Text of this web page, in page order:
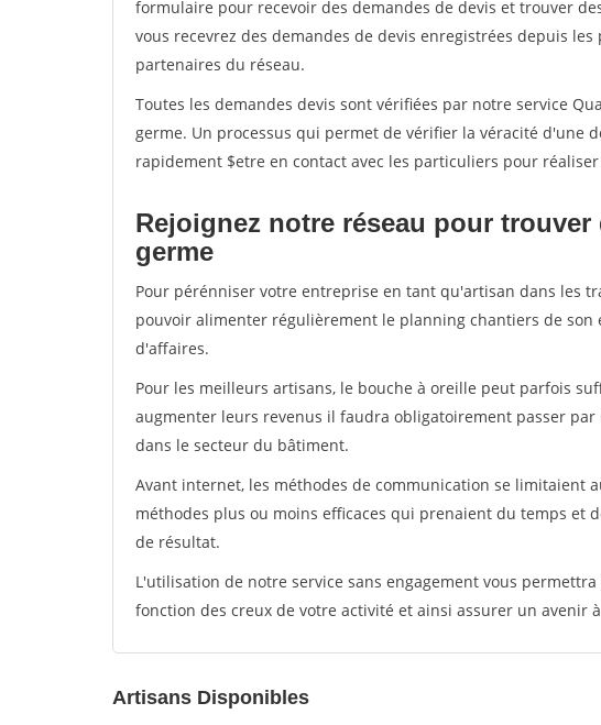
formulaire pour recevoir des demandes de devis et trouver
vous recevrez des demandes de devis enregistrées depuis
partenaires du réseau.
Toutes les demandes devis sont vérifiées par notre service
germe. Un processus qui permet de vérifier la véracité d'une
rapidement $etre en contact avec les particuliers pour
Rejoignez notre réseau pour
germe
Pour pérénniser votre entreprise en tant qu'artisan dans les
pouvoir alimenter régulièrement le planning chantiers de
d'affaires.
Pour les meilleurs artisans, le bouche à oreille peut parfois
augmenter leurs revenus il faudra obligatoirement passer
dans le secteur du bâtiment.
Avant internet, les méthodes de communication se limitaient
méthodes plus ou moins efficaces qui prenaient du temps et
de résultat.
L'utilisation de notre service sans engagement vous
fonction des creux de votre activité et ainsi assurer un avenir
Artisans Disponibles